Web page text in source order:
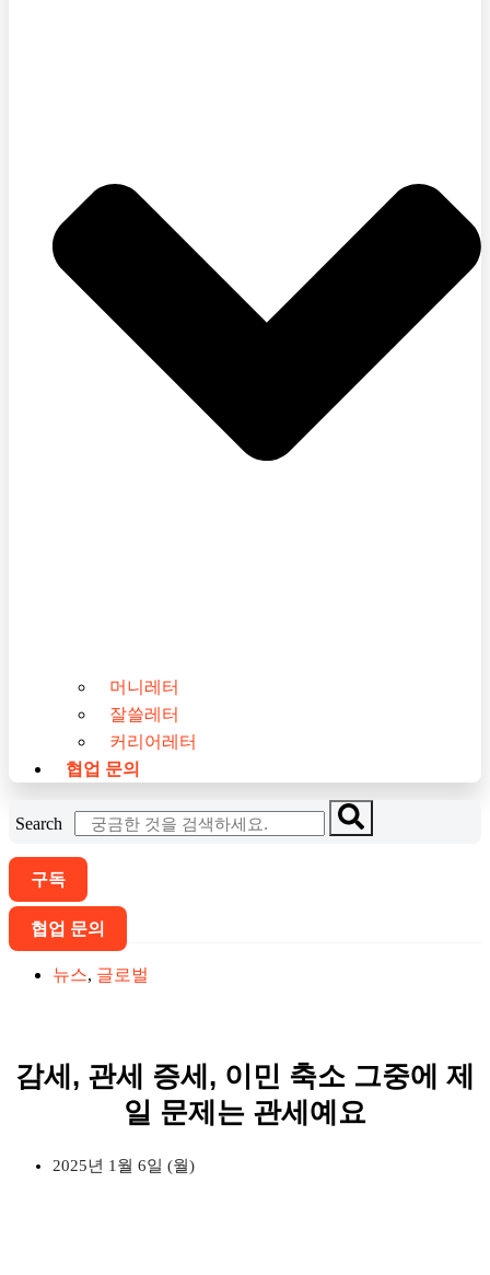
머니레터
잘쓸레터
커리어레터
협업 문의
Search
구독
협업 문의
뉴스, 글로벌
감세, 관세 증세, 이민 축소 그중에 제
일 문제는 관세예요
2025년 1월 6일 (월)